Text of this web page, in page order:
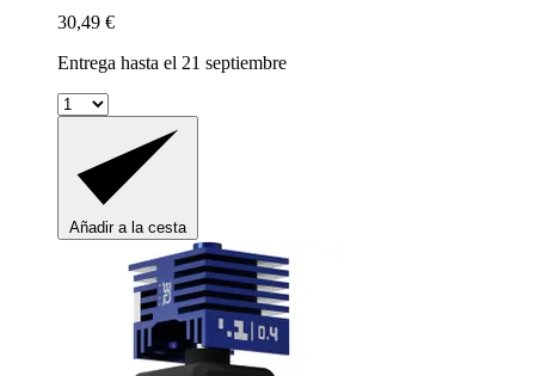
30,49 €
Entrega hasta el 21 septiembre
Añadir a la cesta